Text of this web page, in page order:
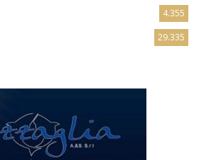
4.355
29.335